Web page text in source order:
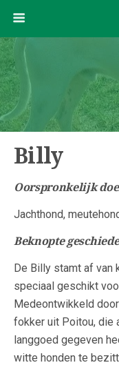
Billy
Oorspronkelijk
Jachthond,
Beknopte
De Billy stamt af van
speciaal geschikt
Medeontwikkeld
fokker uit Poitou, die
langgoed gegeven
witte honden te